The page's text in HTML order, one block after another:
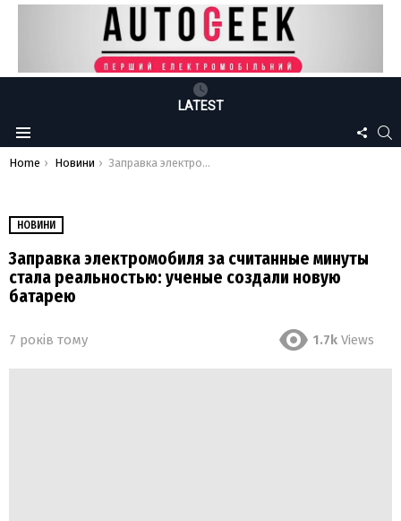
LATEST
Menu
US
You are here:
Home Новини Заправка электромобиля за считанные минуты стала реальностью: ученые создали новую батарею
НОВИНИ
Заправка электромобиля за считанные минуты
стала реальностью: ученые создали новую
батарею
7 років тому 1.7k Views